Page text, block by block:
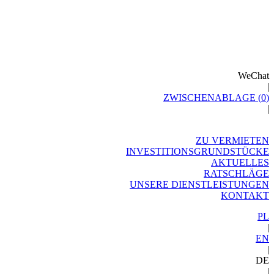
WeChat
|
ZWISCHENABLAGE (0)
|
ZU VERMIETEN
INVESTITIONSGRUNDSTÜCKE
AKTUELLES
RATSCHLÄGE
UNSERE DIENSTLEISTUNGEN
KONTAKT
PL
|
EN
|
DE
|